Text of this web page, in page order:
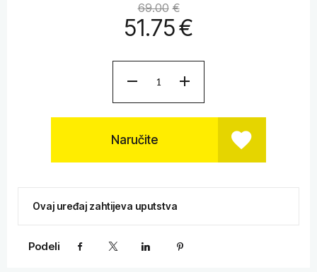
€
51.75
€
69.00
Naručite
Ovaj uređaj zahtijeva uputstva
Podeli Facebook LinkedIn